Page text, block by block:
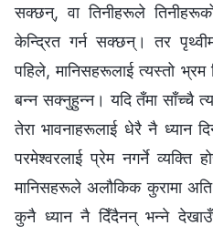
सक्छन्, वा तिनीहरूले
केन्द्रित गर्न सक्छन्। तर
पहिले, मानिसहरूलाई त्यस्तो भ्रम
बन्‍न सक्‍नुहुन्‍न। यदि तँमा साँच्‍चै
तेरा भावनाहरूलाई धेरै नै ध्यान
परमेश्‍वरलाई प्रेम नगर्ने
मानिसहरूले अलौकिक कुरामा
कुनै ध्यान नै दिँदैनन् भन्‍ने